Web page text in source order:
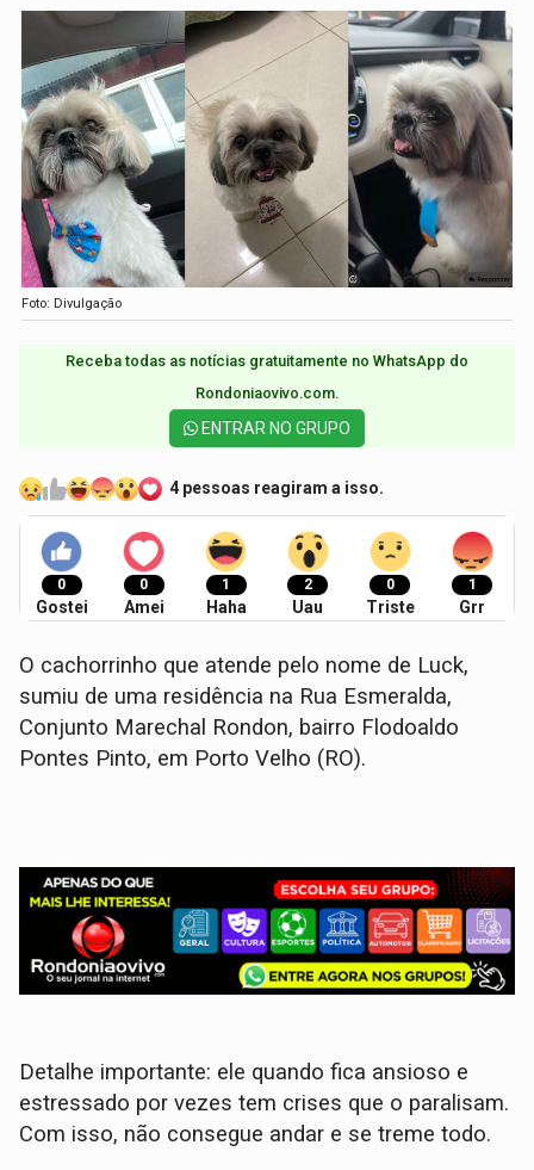
Foto: Divulgação
Receba todas as notícias gratuitamente no WhatsApp do
Rondoniaovivo.com.​
ENTRAR NO GRUPO
4 pessoas reagiram a isso.
0
Gostei
0
Amei
1
Haha
2
Uau
0
Triste
1
Grr
O cachorrinho que atende pelo nome de Luck,
sumiu de uma residência na Rua Esmeralda,
Conjunto Marechal Rondon, bairro Flodoaldo
Pontes Pinto, em Porto Velho (RO).
Detalhe importante: ele quando fica ansioso e
estressado por vezes tem crises que o paralisam.
Com isso, não consegue andar e se treme todo.